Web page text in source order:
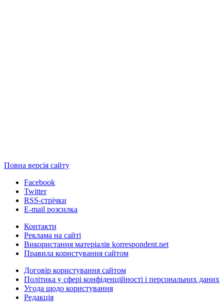
Повна версія сайту
Facebook
Twitter
RSS-стрічки
E-mail розсилка
Контакти
Реклама на сайті
Використання матеріалів korrespondent.net
Правила користування сайтом
Договір користування сайтом
Політика у сфері конфіденційності і персональних даних
Угода щодо користування
Редакція